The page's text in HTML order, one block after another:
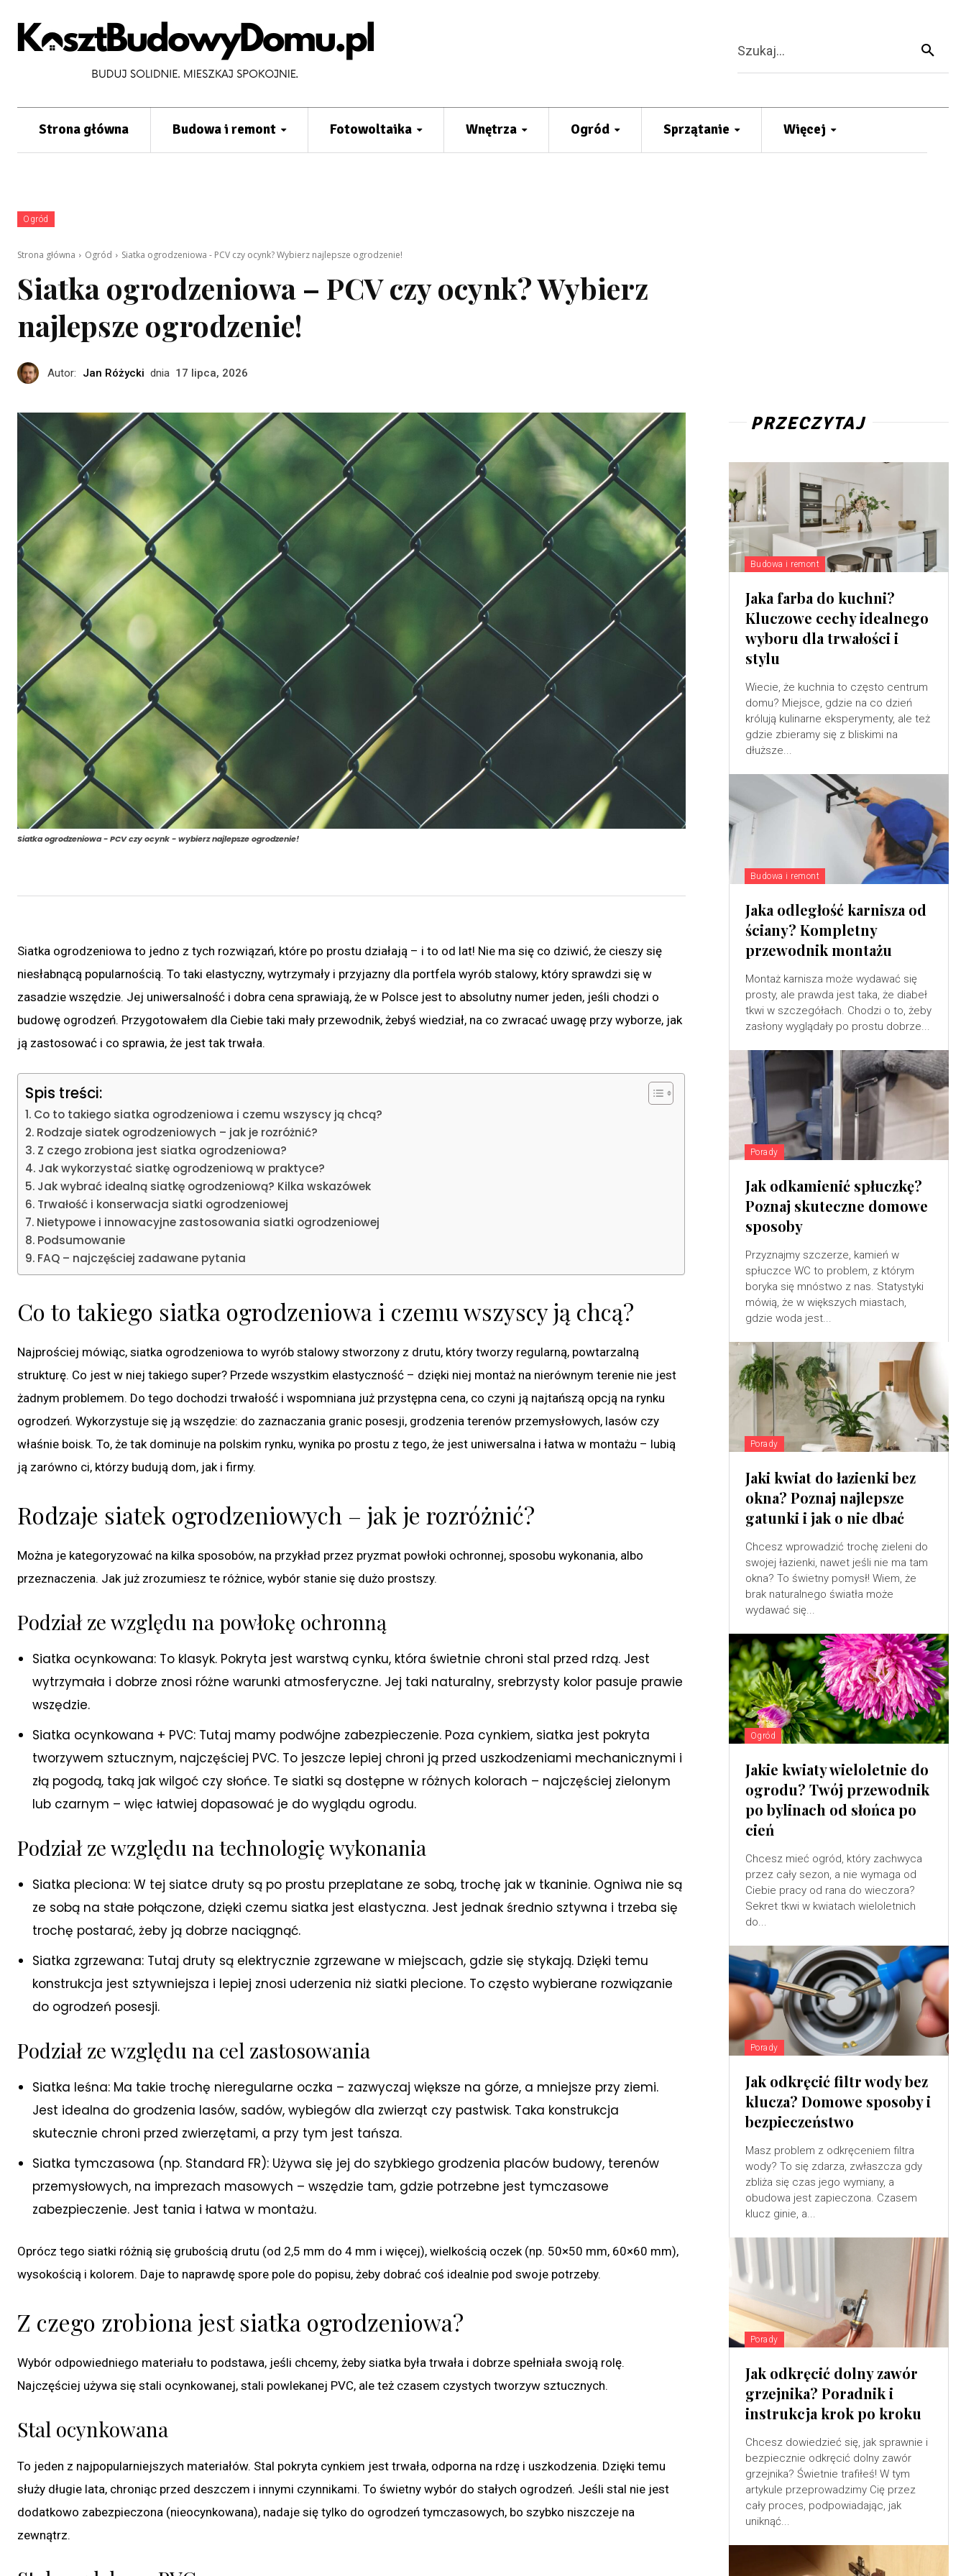
Szukaj...
Strona główna Budowa i remont Fotowoltaika Wnętrza Ogród Sprzątanie Więcej
Ogród
Strona główna Ogród Siatka ogrodzeniowa - PCV czy ocynk? Wybierz najlepsze ogrodzenie!
Siatka ogrodzeniowa – PCV czy ocynk? Wybierz
najlepsze ogrodzenie!
Autor: Jan Różycki dnia 17 lipca, 2026
Siatka ogrodzeniowa - PCV czy ocynk - wybierz najlepsze ogrodzenie!
Siatka ogrodzeniowa to jedno z tych rozwiązań, które po prostu działają – i to od lat! Nie ma się co dziwić, że cieszy się
niesłabnącą popularnością. To taki elastyczny, wytrzymały i przyjazny dla portfela wyrób stalowy, który sprawdzi się w
zasadzie wszędzie. Jej uniwersalność i dobra cena sprawiają, że w Polsce jest to absolutny numer jeden, jeśli chodzi o
budowę ogrodzeń. Przygotowałem dla Ciebie taki mały przewodnik, żebyś wiedział, na co zwracać uwagę przy wyborze, jak
ją zastosować i co sprawia, że jest tak trwała.
Spis treści:
Co to takiego siatka ogrodzeniowa i czemu wszyscy ją chcą?
Rodzaje siatek ogrodzeniowych – jak je rozróżnić?
Z czego zrobiona jest siatka ogrodzeniowa?
Jak wykorzystać siatkę ogrodzeniową w praktyce?
Jak wybrać idealną siatkę ogrodzeniową? Kilka wskazówek
Trwałość i konserwacja siatki ogrodzeniowej
Nietypowe i innowacyjne zastosowania siatki ogrodzeniowej
Podsumowanie
FAQ – najczęściej zadawane pytania
Co to takiego siatka ogrodzeniowa i czemu wszyscy ją chcą?
Najprościej mówiąc, siatka ogrodzeniowa to wyrób stalowy stworzony z drutu, który tworzy regularną, powtarzalną
strukturę. Co jest w niej takiego super? Przede wszystkim elastyczność – dzięki niej montaż na nierównym terenie nie jest
żadnym problemem. Do tego dochodzi trwałość i wspomniana już przystępna cena, co czyni ją najtańszą opcją na rynku
ogrodzeń. Wykorzystuje się ją wszędzie: do zaznaczania granic posesji, grodzenia terenów przemysłowych, lasów czy
właśnie boisk. To, że tak dominuje na polskim rynku, wynika po prostu z tego, że jest uniwersalna i łatwa w montażu – lubią
ją zarówno ci, którzy budują dom, jak i firmy.
Rodzaje siatek ogrodzeniowych – jak je rozróżnić?
Można je kategoryzować na kilka sposobów, na przykład przez pryzmat powłoki ochronnej, sposobu wykonania, albo
przeznaczenia. Jak już zrozumiesz te różnice, wybór stanie się dużo prostszy.
Podział ze względu na powłokę ochronną
Siatka ocynkowana: To klasyk. Pokryta jest warstwą cynku, która świetnie chroni stal przed rdzą. Jest
wytrzymała i dobrze znosi różne warunki atmosferyczne. Jej taki naturalny, srebrzysty kolor pasuje prawie
wszędzie.
Siatka ocynkowana + PVC: Tutaj mamy podwójne zabezpieczenie. Poza cynkiem, siatka jest pokryta
tworzywem sztucznym, najczęściej PVC. To jeszcze lepiej chroni ją przed uszkodzeniami mechanicznymi i
złą pogodą, taką jak wilgoć czy słońce. Te siatki są dostępne w różnych kolorach – najczęściej zielonym
lub czarnym – więc łatwiej dopasować je do wyglądu ogrodu.
Podział ze względu na technologię wykonania
Siatka pleciona: W tej siatce druty są po prostu przeplatane ze sobą, trochę jak w tkaninie. Ogniwa nie są
ze sobą na stałe połączone, dzięki czemu siatka jest elastyczna. Jest jednak średnio sztywna i trzeba się
trochę postarać, żeby ją dobrze naciągnąć.
Siatka zgrzewana: Tutaj druty są elektrycznie zgrzewane w miejscach, gdzie się stykają. Dzięki temu
konstrukcja jest sztywniejsza i lepiej znosi uderzenia niż siatki plecione. To często wybierane rozwiązanie
do ogrodzeń posesji.
Podział ze względu na cel zastosowania
Siatka leśna: Ma takie trochę nieregularne oczka – zazwyczaj większe na górze, a mniejsze przy ziemi.
Jest idealna do grodzenia lasów, sadów, wybiegów dla zwierząt czy pastwisk. Taka konstrukcja
skutecznie chroni przed zwierzętami, a przy tym jest tańsza.
Siatka tymczasowa (np. Standard FR): Używa się jej do szybkiego grodzenia placów budowy, terenów
przemysłowych, na imprezach masowych – wszędzie tam, gdzie potrzebne jest tymczasowe
zabezpieczenie. Jest tania i łatwa w montażu.
Oprócz tego siatki różnią się grubością drutu (od 2,5 mm do 4 mm i więcej), wielkością oczek (np. 50×50 mm, 60×60 mm),
wysokością i kolorem. Daje to naprawdę spore pole do popisu, żeby dobrać coś idealnie pod swoje potrzeby.
Z czego zrobiona jest siatka ogrodzeniowa?
Wybór odpowiedniego materiału to podstawa, jeśli chcemy, żeby siatka była trwała i dobrze spełniała swoją rolę.
Najczęściej używa się stali ocynkowanej, stali powlekanej PVC, ale też czasem czystych tworzyw sztucznych.
Stal ocynkowana
To jeden z najpopularniejszych materiałów. Stal pokryta cynkiem jest trwała, odporna na rdzę i uszkodzenia. Dzięki temu
służy długie lata, chroniąc przed deszczem i innymi czynnikami. To świetny wybór do stałych ogrodzeń. Jeśli stal nie jest
dodatkowo zabezpieczona (nieocynkowana), nadaje się tylko do ogrodzeń tymczasowych, bo szybko niszczeje na
zewnątrz.
PRZECZYTAJ
Budowa i remont
Jaka farba do kuchni?
Kluczowe cechy idealnego
wyboru dla trwałości i
stylu
Wiecie, że kuchnia to często centrum
domu? Miejsce, gdzie na co dzień
królują kulinarne eksperymenty, ale też
gdzie zbieramy się z bliskimi na
dłuższe...
Budowa i remont
Jaka odległość karnisza od
ściany? Kompletny
przewodnik montażu
Montaż karnisza może wydawać się
prosty, ale prawda jest taka, że diabeł
tkwi w szczegółach. Chodzi o to, żeby
zasłony wyglądały po prostu dobrze...
Porady
Jak odkamienić spłuczkę?
Poznaj skuteczne domowe
sposoby
Przyznajmy szczerze, kamień w
spłuczce WC to problem, z którym
boryka się mnóstwo z nas. Statystyki
mówią, że w większych miastach,
gdzie woda jest...
Porady
Jaki kwiat do łazienki bez
okna? Poznaj najlepsze
gatunki i jak o nie dbać
Chcesz wprowadzić trochę zieleni do
swojej łazienki, nawet jeśli nie ma tam
okna? To świetny pomysł! Wiem, że
brak naturalnego światła może
wydawać się...
Ogród
Jakie kwiaty wieloletnie do
ogrodu? Twój przewodnik
po bylinach od słońca po
cień
Chcesz mieć ogród, który zachwyca
przez cały sezon, a nie wymaga od
Ciebie pracy od rana do wieczora?
Sekret tkwi w kwiatach wieloletnich
do...
Porady
Jak odkręcić filtr wody bez
klucza? Domowe sposoby i
bezpieczeństwo
Masz problem z odkręceniem filtra
wody? To się zdarza, zwłaszcza gdy
zbliża się czas jego wymiany, a
obudowa jest zapieczona. Czasem
klucz ginie, a...
Porady
Jak odkręcić dolny zawór
grzejnika? Poradnik i
instrukcja krok po kroku
Chcesz dowiedzieć się, jak sprawnie i
bezpiecznie odkręcić dolny zawór
grzejnika? Świetnie trafiłeś! W tym
artykule przeprowadzimy Cię przez
cały proces, podpowiadając, jak
uniknąć...